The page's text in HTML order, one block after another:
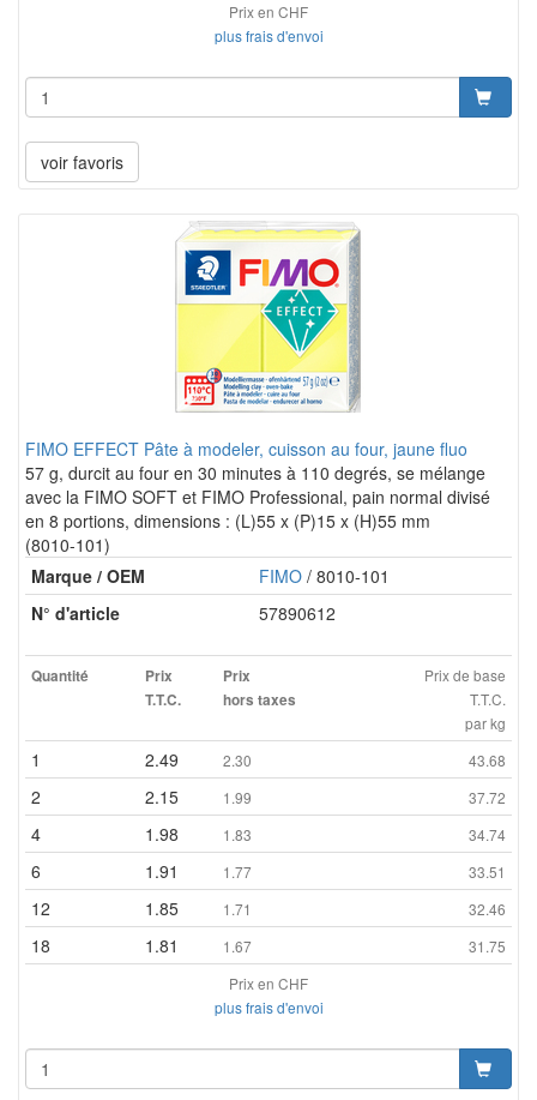
Prix en CHF
plus frais d'envoi
voir favoris
FIMO EFFECT Pâte à modeler, cuisson au four, jaune fluo
57 g, durcit au four en 30 minutes à 110 degrés, se mélange
avec la FIMO SOFT et FIMO Professional, pain normal divisé
en 8 portions, dimensions : (L)55 x (P)15 x (H)55 mm
(8010-101)
Marque / OEM
FIMO / 8010-101
N° d'article
57890612
Quantité
Prix
T.T.C.
Prix
hors taxes
Prix de base
T.T.C.
par kg
1 2.49 2.30 43.68
2 2.15 1.99 37.72
4 1.98 1.83 34.74
6 1.91 1.77 33.51
12 1.85 1.71 32.46
18 1.81 1.67
31.75
Prix en CHF
plus frais d'envoi